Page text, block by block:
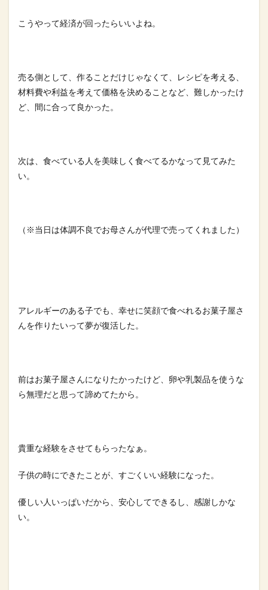
こうやって経済が回ったらいいよね。⁡
売る側として、作ることだけじゃなくて、レシピを考える、
材料費や利益を考えて価格を決めることなど、難しかったけ
ど、間に合って良かった。⁡
次は、食べている人を美味しく食べてるかなって見てみた
い。⁡
（※当日は体調不良でお母さんが代理で売ってくれました）⁡
アレルギーのある子でも、幸せに笑顔で食べれるお菓子屋さ
んを作りたいって夢が復活した。⁡
前はお菓子屋さんになりたかったけど、卵や乳製品を使うな
ら無理だと思って諦めてたから。⁡
貴重な経験をさせてもらったなぁ。⁡
子供の時にできたことが、すごくいい経験になった。⁡
優しい人いっぱいだから、安心してできるし、感謝しかな
い。⁡